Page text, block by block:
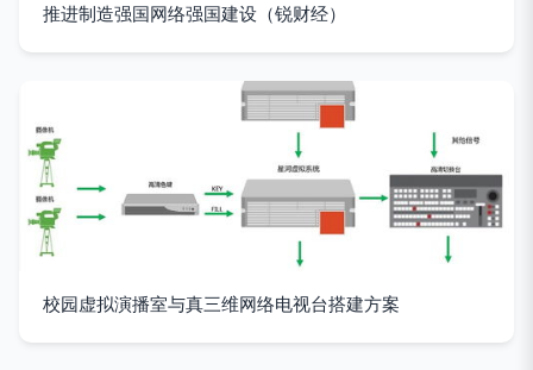
推进制造强国网络强国建设（锐财经）
校园虚拟演播室与真三维网络电视台搭建方案